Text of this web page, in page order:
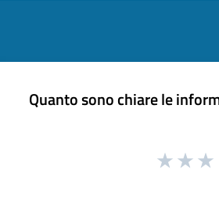
Quanto sono chiare le